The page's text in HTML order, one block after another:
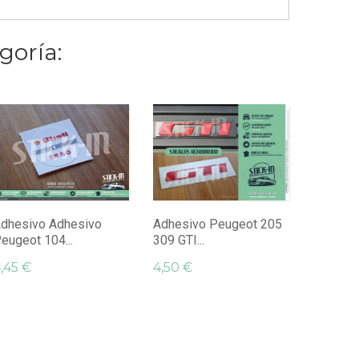
Adhesivo
104...
€
Adhesivo Peugeot 205
309 GTI...
4,50 €